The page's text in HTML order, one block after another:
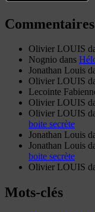
Olivier LOUIS
Nognio dans
Jonathan Louis
Olivier LOUIS
Lecointe
Olivier LOUIS
Olivier LOUIS
boite secrète
Jonathan Louis
Jonathan Louis
boite secrète
Olivier LOUIS
Mots-clés